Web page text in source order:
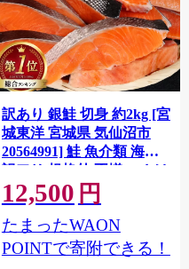
訳あり 銀鮭 切身 約2kg [宮
城東洋 宮城県 気仙沼市
20564991] 鮭 魚介類 海鮮
訳アリ 規格外 不揃い さけ
サケ 鮭切身 シャケ 切り身
冷凍 家庭用 おかず 弁当 支
援 サーモン 銀鮭切り身 魚
わけあり
12,500 円
たまったWAON
POINTで寄附できる！